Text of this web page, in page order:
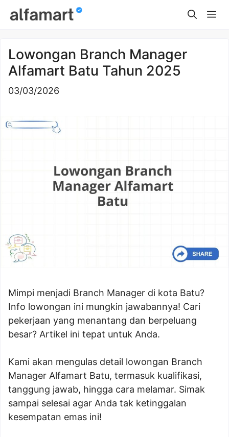
Lowongan Branch Manager
Alfamart Batu Tahun 2025
03/03/2026
Mimpi menjadi Branch Manager di kota Batu?
Info lowongan ini mungkin jawabannya! Cari
pekerjaan yang menantang dan berpeluang
besar? Artikel ini tepat untuk Anda.
Kami akan mengulas detail lowongan Branch
Manager Alfamart Batu, termasuk kualifikasi,
tanggung jawab, hingga cara melamar. Simak
sampai selesai agar Anda tak ketinggalan
kesempatan emas ini!